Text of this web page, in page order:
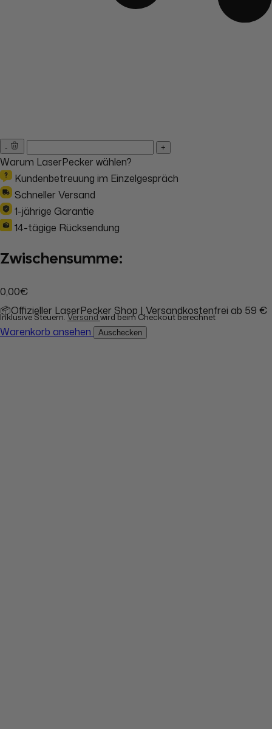
- +
Warum LaserPecker wählen?
Kundenbetreuung im Einzelgespräch
Schneller Versand
1-jährige Garantie
14-tägige Rücksendung
Zwischensumme:
0,00€
Inklusive Steuern.Versandwird beim Checkout berechnet
Warenkorb ansehen Auschecken
📦Offizieller LaserPecker Shop | Versandkostenfrei ab 59 €